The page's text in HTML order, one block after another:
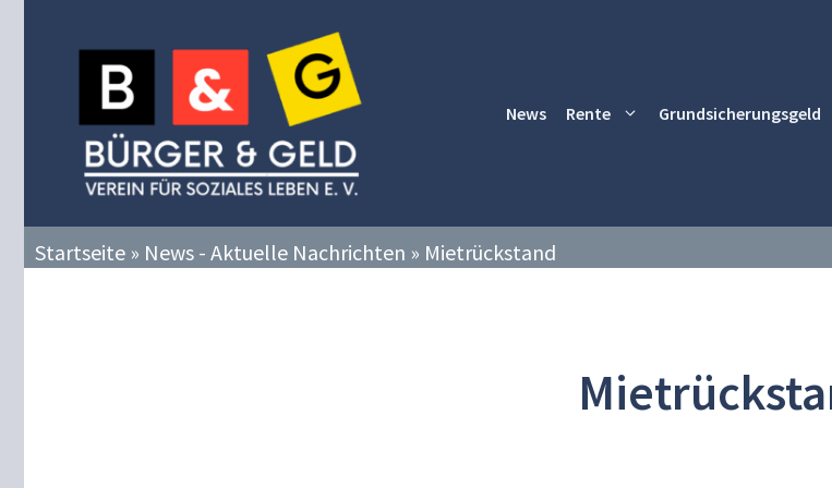
News Rente Grundsicherungsgeld
Startseite » News - Aktuelle Nachrichten » Mietrückstand